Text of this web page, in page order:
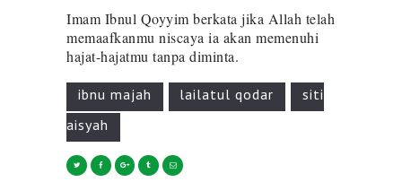
Imam Ibnul Qoyyim berkata jika Allah telah
memaafkanmu niscaya ia akan memenuhi
hajat-hajatmu tanpa diminta.
ibnu majah lailatul qodar
siti
aisyah